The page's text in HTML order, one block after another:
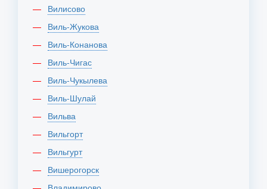
Вилисово
Виль-Жукова
Виль-Конанова
Виль-Чигас
Виль-Чукылева
Виль-Шулай
Вильва
Вильгорт
Вильгурт
Вишерогорск